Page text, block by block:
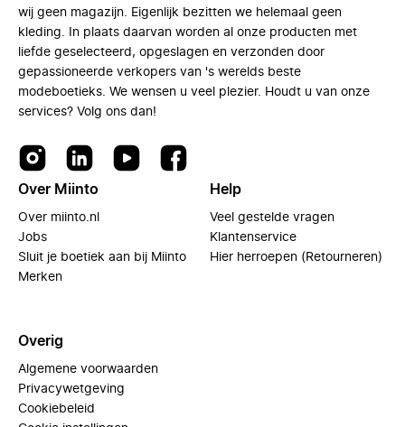
wij geen magazijn. Eigenlijk bezitten we helemaal geen
kleding. In plaats daarvan worden al onze producten met
liefde geselecteerd, opgeslagen en verzonden door
gepassioneerde verkopers van 's werelds beste
modeboetieks. We wensen u veel plezier. Houdt u van onze
services? Volg ons dan!
Over Miinto
Over miinto.nl
Jobs
Sluit je boetiek aan bij Miinto
Merken
Help
Veel gestelde vragen
Klantenservice
Hier herroepen (Retourneren)
Overig
Algemene voorwaarden
Privacywetgeving
Cookiebeleid